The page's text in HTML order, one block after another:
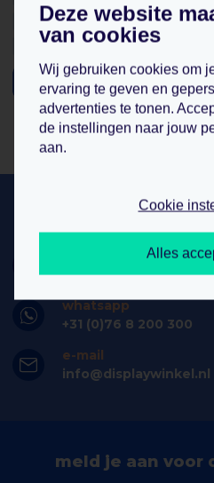
A7 Landscape (2)
A5 (1)
filter
hulp nodig bij
+31 (0)76 8 200 300
whatsapp
+31 (0)76 8 200 300
e-mail
info@displaywinkel.nl
meld je aan voor
Deze website
van cookies
Wij gebruiken cookies om
ervaring te geven en
advertenties te tonen.
de instellingen naar jouw
aan.
Cookie
Alles